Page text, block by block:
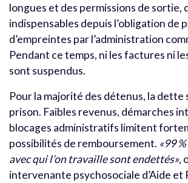
longues et des permissions de sortie,
indispensables depuis l’obligation de
d’empreintes par l’administration
Pendant ce temps, ni les factures ni
sont suspendus.
Pour la majorité des détenus, la dette
prison. Faibles revenus, démarches
blocages administratifs limitent
possibilités de remboursement. «99
avec qui l’on travaille sont endettés»,
intervenante psychosociale d’Aide et